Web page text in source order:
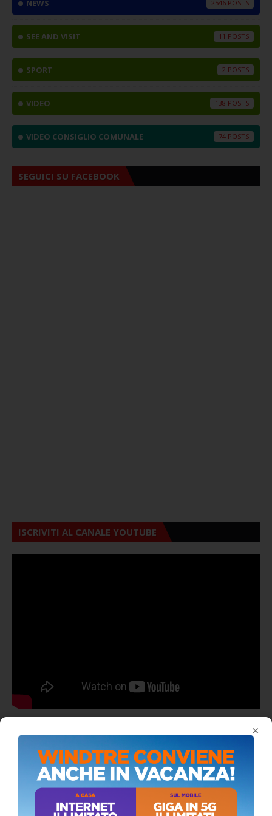
×
NEWS 2546
SEE AND VISIT 11
SPORT 2
VIDEO 138
VIDEO CONSIGLIO COMUNALE 74
SEGUICI SU FACEBOOK
ISCRIVITI AL CANALE YOUTUBE
ALMANACCO DEL GIORNO